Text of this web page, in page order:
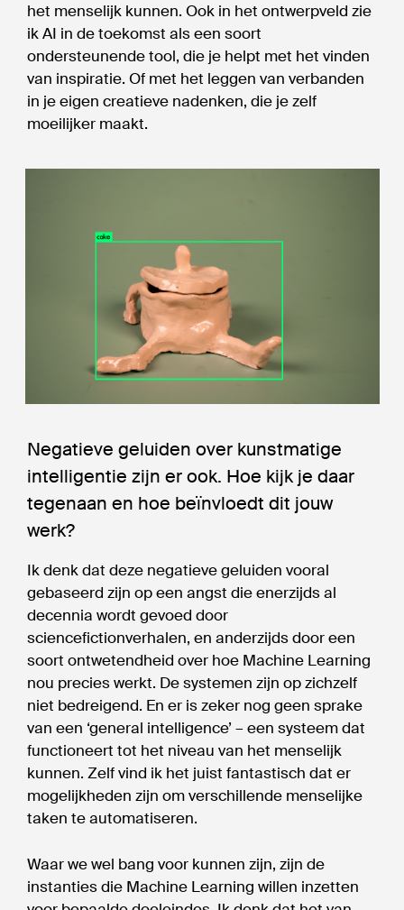
het menselijk kunnen. Ook in het ontwerpveld zie
ik AI in de toekomst als een soort
ondersteunende tool, die je helpt met het vinden
van inspiratie. Of met het leggen van verbanden
in je eigen creatieve nadenken, die je zelf
moeilijker maakt.
Negatieve geluiden over kunstmatige
intelligentie zijn er ook. Hoe kijk je daar
tegenaan en hoe beïnvloedt dit jouw
werk?
Ik denk dat deze negatieve geluiden vooral
gebaseerd zijn op een angst die enerzijds al
decennia wordt gevoed door
sciencefictionverhalen, en anderzijds door een
soort ontwetendheid over hoe Machine Learning
nou precies werkt. De systemen zijn op zichzelf
niet bedreigend. En er is zeker nog geen sprake
van een ‘general intelligence’ – een systeem dat
functioneert tot het niveau van het menselijk
kunnen. Zelf vind ik het juist fantastisch dat er
mogelijkheden zijn om verschillende menselijke
taken te automatiseren.
Waar we wel bang voor kunnen zijn, zijn de
instanties die Machine Learning willen inzetten